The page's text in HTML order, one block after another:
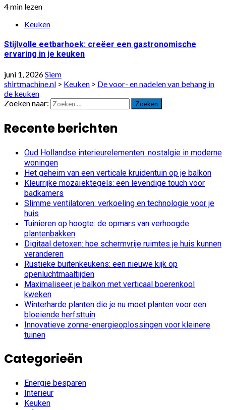
4 min lezen
Keuken
Stijlvolle eetbarhoek: creëer een gastronomische
ervaring in je keuken
juni 1, 2026Siem
shirtmachine.nl > Keuken > De voor- en nadelen van behang in
de keuken
Zoeken naar:
Recente berichten
Oud Hollandse interieurelementen: nostalgie in moderne
woningen
Het geheim van een verticale kruidentuin op je balkon
Kleurrijke mozaïektegels: een levendige touch voor
badkamers
Slimme ventilatoren: verkoeling en technologie voor je
huis
Tuinieren op hoogte: de opmars van verhoogde
plantenbakken
Digitaal detoxen: hoe schermvrije ruimtes je huis kunnen
veranderen
Rustieke buitenkeukens: een nieuwe kijk op
openluchtmaaltijden
Maximaliseer je balkon met verticaal boerenkool
kweken
Winterharde planten die je nu moet planten voor een
bloeiende herfsttuin
Innovatieve zonne-energieoplossingen voor kleinere
tuinen
Categorieën
Energie besparen
Interieur
Keuken